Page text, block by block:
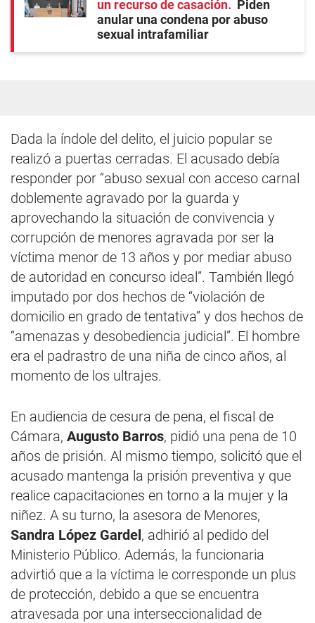
un recurso de casación
Piden
anular una condena por abuso
sexual intrafamiliar
Dada la índole del delito, el juicio popular se
realizó a puertas cerradas. El acusado debía
responder por “abuso sexual con acceso carnal
doblemente agravado por la guarda y
aprovechando la situación de convivencia y
corrupción de menores agravada por ser la
víctima menor de 13 años y por mediar abuso
de autoridad en concurso ideal”. También llegó
imputado por dos hechos de “violación de
domicilio en grado de tentativa” y dos hechos de
“amenazas y desobediencia judicial”. El hombre
era el padrastro de una niña de cinco años, al
momento de los ultrajes.
En audiencia de cesura de pena, el fiscal de
Cámara, Augusto Barros, pidió una pena de 10
años de prisión. Al mismo tiempo, solicitó que el
acusado mantenga la prisión preventiva y que
realice capacitaciones en torno a la mujer y la
niñez. A su turno, la asesora de Menores,
Sandra López Gardel , adhirió al pedido del
Ministerio Público. Además, la funcionaria
advirtió que a la víctima le corresponde un plus
de protección, debido a que se encuentra
atravesada por una interseccionalidad de